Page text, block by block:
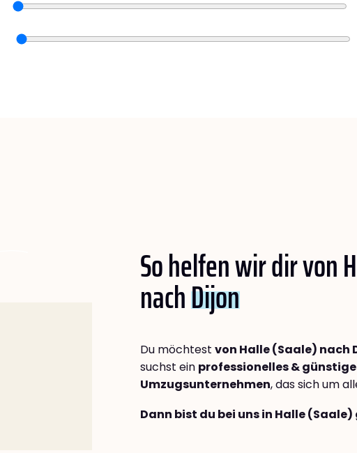
So helfen wir dir von
nachDijon
Du möchtest von Halle (Saale) nach
suchst ein professionelles &
Umzugsunternehmen, das sich um
Dann bist du bei uns in Halle